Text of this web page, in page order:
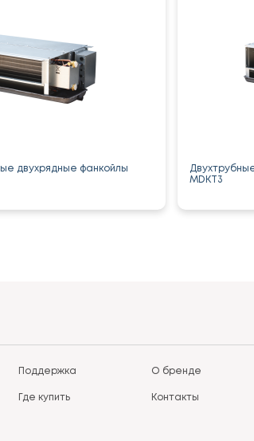
двухрядные фанкойлы
MDKT3
Поддержка О бренде
Где купить Контакты